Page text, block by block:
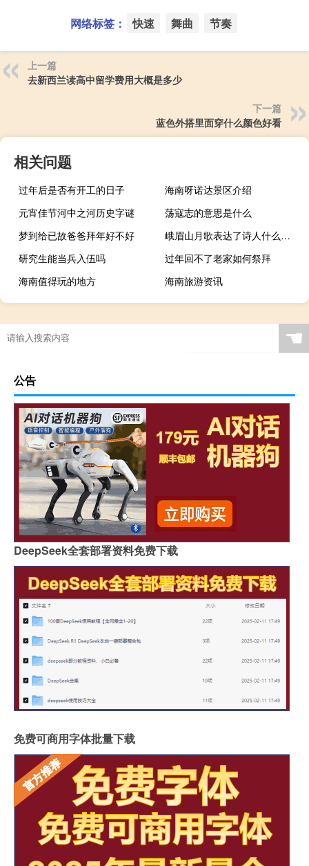
网络标签： 快速 舞曲 节奏
上一篇
去新西兰读高中留学费用大概是多少
下一篇
蓝色外搭里面穿什么颜色好看
相关问题
过年后是否有开工的日子
海南呀诺达景区介绍
元宵佳节河中之河历史字谜
荡寇志的意思是什么
梦到给已故爸爸拜年好不好
峨眉山月歌表达了诗人什么的感情
研究生能当兵入伍吗
过年回不了老家如何祭拜
海南值得玩的地方
海南旅游资讯
☚
公告
DeepSeek全套部署资料免费下载
免费可商用字体批量下载